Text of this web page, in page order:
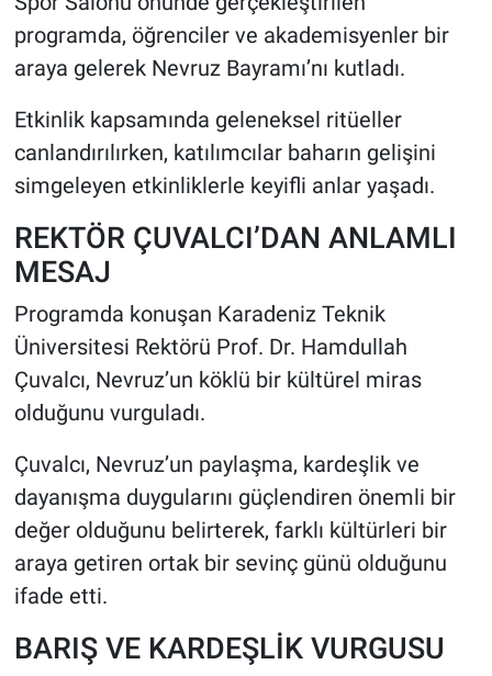
programda, öğrenciler ve akademisyenler bir
araya gelerek Nevruz Bayramı’nı kutladı.
Etkinlik kapsamında geleneksel ritüeller
canlandırılırken, katılımcılar baharın gelişini
simgeleyen etkinliklerle keyifli anlar yaşadı.
REKTÖR ÇUVALCI’DAN ANLAMLI
MESAJ
Programda konuşan Karadeniz Teknik
Üniversitesi Rektörü Prof. Dr. Hamdullah
Çuvalcı, Nevruz’un köklü bir kültürel miras
olduğunu vurguladı.
Çuvalcı, Nevruz’un paylaşma, kardeşlik ve
dayanışma duygularını güçlendiren önemli bir
değer olduğunu belirterek, farklı kültürleri bir
araya getiren ortak bir sevinç günü olduğunu
ifade etti.
BARIŞ VE KARDEŞLİK VURGUSU
Bilim, Teknoloji